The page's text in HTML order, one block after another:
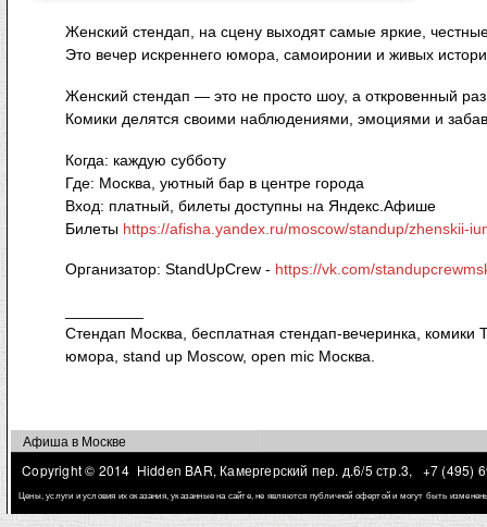
Женский стендап, на сцену выходят самые яркие,
Это вечер искреннего юмора, самоиронии и живых
Женский стендап — это не просто шоу, а откровенный
Комики делятся своими наблюдениями, эмоциями и
Когда: каждую субботу
Где: Москва, уютный бар в центре города
Вход: платный, билеты доступны на Яндекс.Афише
Билеты https://afisha.yandex.ru/moscow/standup/zhenskii-
Организатор: StandUpCrew - https://vk.com/
Стендап Москва, бесплатная стендап-вечеринка,
юмора, stand up Moscow, open mic Москва.
Афиша в Москве
Copyright © 2014 Hidden BAR, Камергерский пер. д.6/5 стр.3,
+7 (495)
Цены, услуги и условия их оказания, указанные на сайте, не являются публичной офертой и могут быть